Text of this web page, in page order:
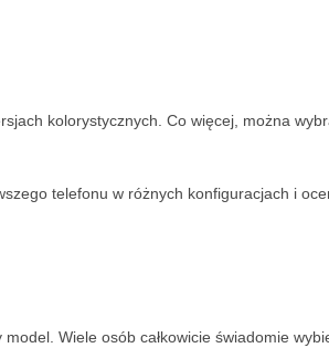
kolorystycznych. Co więcej, można
telefonu w różnych konfiguracjach i
Wiele osób całkowicie świadomie